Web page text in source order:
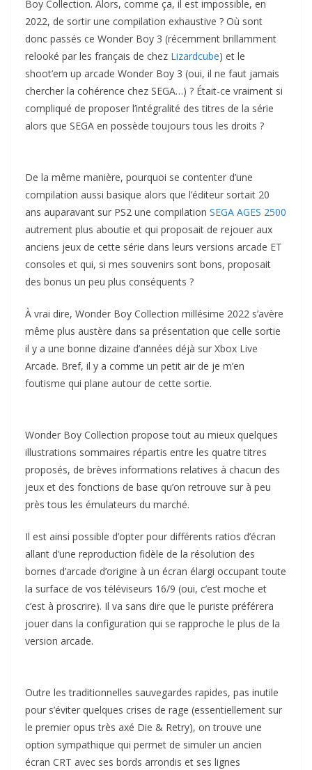
Boy Collection. Alors, comme ça, il est impossible, en
2022, de sortir une compilation exhaustive ? Où sont
donc passés ce Wonder Boy 3 (récemment brillamment
relooké par les français de chez Lizardcube) et le
shoot’em up arcade Wonder Boy 3 (oui, il ne faut jamais
chercher la cohérence chez SEGA…) ? Était-ce vraiment si
compliqué de proposer l’intégralité des titres de la série
alors que SEGA en possède toujours tous les droits ?
De la même manière, pourquoi se contenter d’une
compilation aussi basique alors que l’éditeur sortait 20
ans auparavant sur PS2 une compilation SEGA AGES 2500
autrement plus aboutie et qui proposait de rejouer aux
anciens jeux de cette série dans leurs versions arcade ET
consoles et qui, si mes souvenirs sont bons, proposait
des bonus un peu plus conséquents ?
À vrai dire, Wonder Boy Collection millésime 2022 s’avère
même plus austère dans sa présentation que celle sortie
il y a une bonne dizaine d’années déjà sur Xbox Live
Arcade. Bref, il y a comme un petit air de je m’en
foutisme qui plane autour de cette sortie.
Wonder Boy Collection propose tout au mieux quelques
illustrations sommaires répartis entre les quatre titres
proposés, de brèves informations relatives à chacun des
jeux et des fonctions de base qu’on retrouve sur à peu
près tous les émulateurs du marché.
Il est ainsi possible d’opter pour différents ratios d’écran
allant d’une reproduction fidèle de la résolution des
bornes d’arcade d’origine à un écran élargi occupant toute
la surface de vos téléviseurs 16/9 (oui, c’est moche et
c’est à proscrire). Il va sans dire que le puriste préférera
jouer dans la configuration qui se rapproche le plus de la
version arcade.
Outre les traditionnelles sauvegardes rapides, pas inutile
pour s’éviter quelques crises de rage (essentiellement sur
le premier opus très axé Die & Retry), on trouve une
option sympathique qui permet de simuler un ancien
écran CRT avec ses bords arrondis et ses lignes